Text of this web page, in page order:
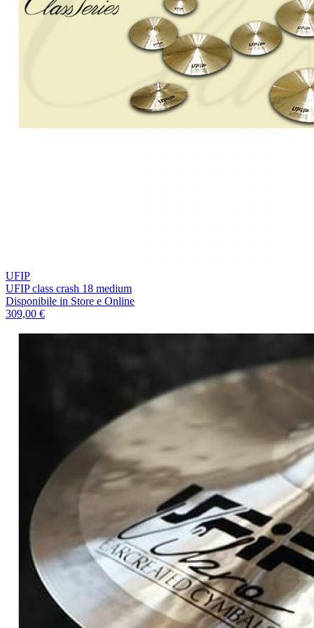
UFIP
UFIP class crash 18 medium
Disponibile in Store e Online
309,00 €